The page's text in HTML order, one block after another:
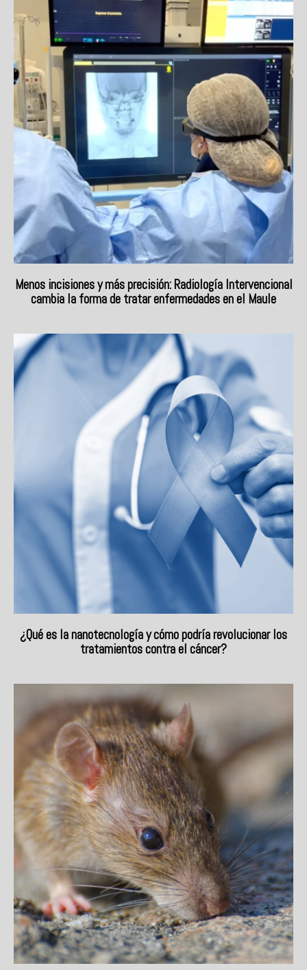
Menos incisiones y más precisión: Radiología Intervencional
cambia la forma de tratar enfermedades en el Maule
¿Qué es la nanotecnología y cómo podría revolucionar los
tratamientos contra el cáncer?